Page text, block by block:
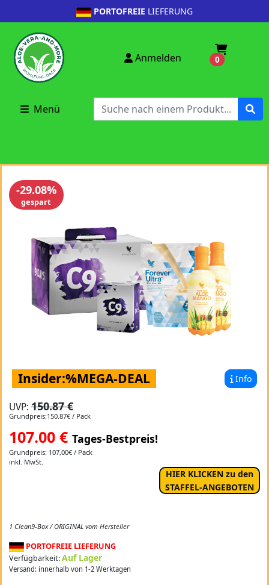
PORTOFREIE LIEFERUNG
Anmelden 0
Menü
-29.08%
gespart
Info
Insider:%MEGA-DEAL
UVP: 150.87 €
Grundpreis:150.87€ / Pack
107.00 € Tages-Bestpreis!
Grundpreis: 107,00€ / Pack
inkl. MwSt.
HIER KLICKEN zu den
STAFFEL-ANGEBOTEN
1 Clean9-Box / ORIGINAL vom Hersteller
PORTOFREIE LIEFERUNG
Verfügbarkeit:Auf Lager
Versand: innerhalb von 1-2 Werktagen